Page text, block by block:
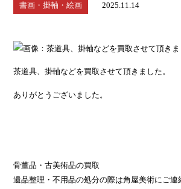
書画・掛軸・絵画 2025.11.14
茶道具、掛軸などを買取させて頂きました。
ありがとうございました。
骨董品・古美術品の買取
遺品整理・不用品の処分の際は角屋美術にご連